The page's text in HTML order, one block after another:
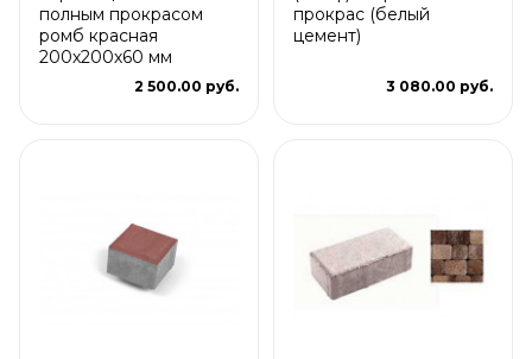
полным прокрасом
ромб красная
200х200х60 мм
2 500.00 руб.
прокрас (белый
цемент)
3 080.00 руб.